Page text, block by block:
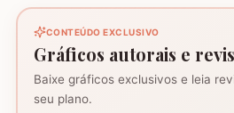
CONTEÚDO EXCLUSIVO
Gráficos autorais e
Baixe gráficos exclusivos e leia
seu plano.
Coração - Tapete
montagem